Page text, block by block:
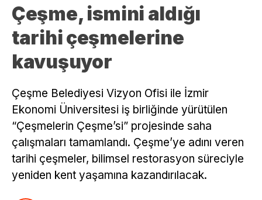
Çeşme, ismini aldığı
tarihi çeşmelerine
kavuşuyor
Çeşme Belediyesi Vizyon Ofisi ile İzmir
Ekonomi Üniversitesi iş birliğinde yürütülen
“Çeşmelerin Çeşme’si” projesinde saha
çalışmaları tamamlandı. Çeşme’ye adını veren
tarihi çeşmeler, bilimsel restorasyon süreciyle
yeniden kent yaşamına kazandırılacak.